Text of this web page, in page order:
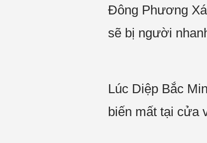
Đông Phương
sẽ bị người
Lúc Diệp Bắc
biến mất tại cửa